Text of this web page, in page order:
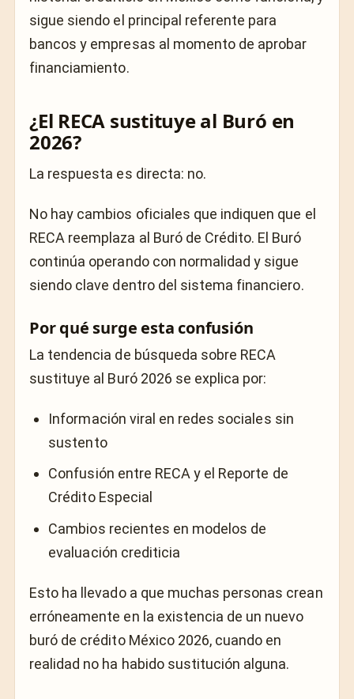
sigue siendo el principal referente para
bancos y empresas al momento de aprobar
financiamiento.
¿El RECA sustituye al Buró en
2026?
La respuesta es directa: no.
No hay cambios oficiales que indiquen que el
RECA reemplaza al Buró de Crédito. El Buró
continúa operando con normalidad y sigue
siendo clave dentro del sistema financiero.
Por qué surge esta confusión
La tendencia de búsqueda sobre RECA
sustituye al Buró 2026 se explica por:
Información viral en redes sociales sin
sustento
Confusión entre RECA y el Reporte de
Crédito Especial
Cambios recientes en modelos de
evaluación crediticia
Esto ha llevado a que muchas personas crean
erróneamente en la existencia de un nuevo
buró de crédito México 2026, cuando en
realidad no ha habido sustitución alguna.